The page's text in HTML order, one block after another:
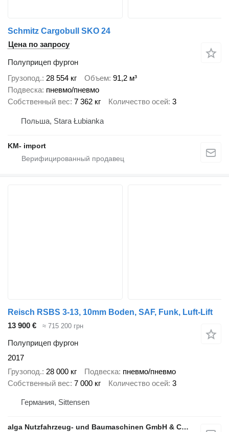
Schmitz Cargobull SKO 24
Цена по запросу
Полуприцеп фургон
Грузопод. 28 554 кг Объем 91,2 м³
Подвеска пневмо/пневмо
Собственный вес 7 362 кг Количество осей 3
Польша, Stara Łubianka
KM- import
Reisch RSBS 3-13, 10mm Boden, SAF, Funk, Luft-Lift
13 900 €
≈ 715 200 грн
Полуприцеп фургон
2017
Грузопод. 28 000 кг Подвеска пневмо/пневмо
Собственный вес 7 000 кг Количество осей 3
Германия, Sittensen
alga Nutzfahrzeug- und Baumaschinen GmbH & Co. KG